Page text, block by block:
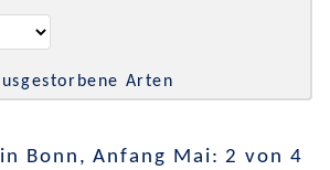
Arten
Bonn, Anfang Mai: 2 von 4